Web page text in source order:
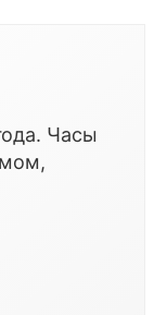
Часы